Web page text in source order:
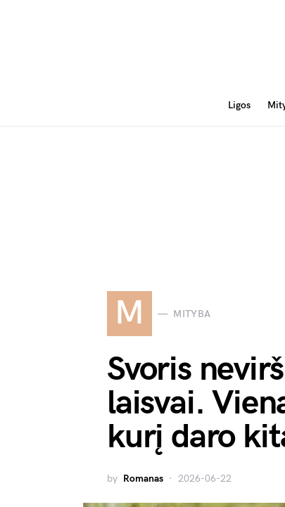
Ligos
M MITYBA
Svoris
laisvai.
kurį daro
by Romanas 2026-06-22